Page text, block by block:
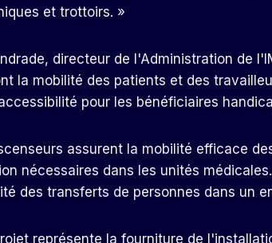
et trottoirs. »
directeur de l'Administration de
la mobilité des patients et des
pour les bénéficiaires
assurent la mobilité efficace
nécessaires dans les unités
des transferts de personnes dans un
représente la fourniture de